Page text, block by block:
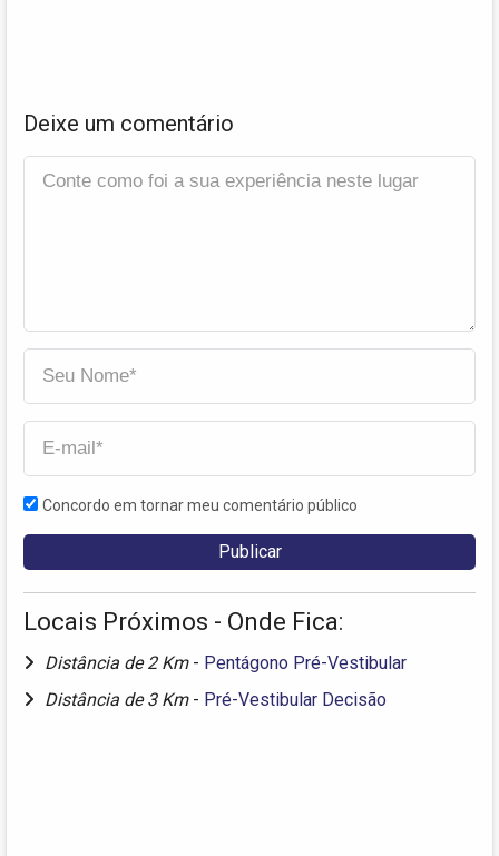
Deixe um comentário
Concordo em tornar meu comentário público
Locais Próximos - Onde Fica:
Distância de 2 Km - Pentágono Pré-Vestibular
Distância de 3 Km - Pré-Vestibular Decisão